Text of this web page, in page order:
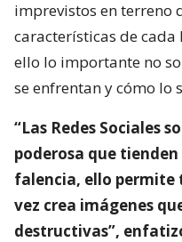
imprevistos en terreno
características de
ello lo importante no
se enfrentan y cómo lo
“Las Redes Sociales
poderosa que
falencia, ello permite
vez crea imágenes
destructivas”,